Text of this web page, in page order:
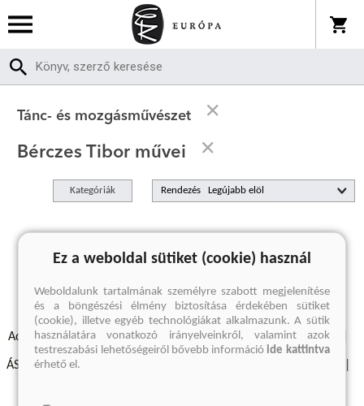
Tánc- és mozgásművészet
Bérczes Tibor művei
Kategóriák Rendezés
A keresett kifejezésre nincs találat
Adatvédelmi szabályzatok Elállási felmondási nyilatkozat
ÁSZF - Vásárlási feltételek
Ez a weboldal sütiket (cookie) használ
Weboldalunk tartalmának személyre szabott megjelenítése
és a böngészési élmény biztosítása érdekében sütiket
(cookie), illetve egyéb technológiákat alkalmazunk. A sütik
használatára vonatkozó irányelveinkről, valamint azok
testreszabási lehetőségeiről bővebb információide kattintva
érhető el.